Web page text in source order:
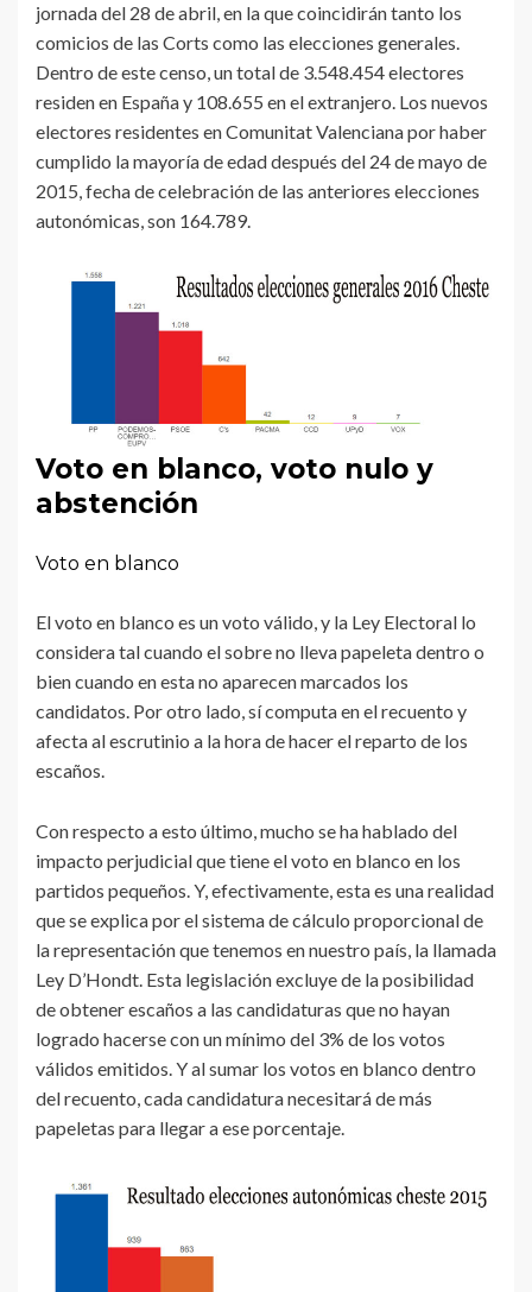
jornada del 28 de abril, en la que coincidirán tanto los
comicios de las Corts como las elecciones generales.
Dentro de este censo, un total de 3.548.454 electores
residen en España y 108.655 en el extranjero. Los nuevos
electores residentes en Comunitat Valenciana por haber
cumplido la mayoría de edad después del 24 de mayo de
2015, fecha de celebración de las anteriores elecciones
autonómicas, son 164.789.
Voto en blanco, voto nulo y
abstención
Voto en blanco
El voto en blanco es un voto válido, y la Ley Electoral lo
considera tal cuando el sobre no lleva papeleta dentro o
bien cuando en esta no aparecen marcados los
candidatos. Por otro lado, sí computa en el recuento y
afecta al escrutinio a la hora de hacer el reparto de los
escaños.
Con respecto a esto último, mucho se ha hablado del
impacto perjudicial que tiene el voto en blanco en los
partidos pequeños. Y, efectivamente, esta es una realidad
que se explica por el sistema de cálculo proporcional de
la representación que tenemos en nuestro país, la llamada
Ley D’Hondt. Esta legislación excluye de la posibilidad
de obtener escaños a las candidaturas que no hayan
logrado hacerse con un mínimo del 3% de los votos
válidos emitidos. Y al sumar los votos en blanco dentro
del recuento, cada candidatura necesitará de más
papeletas para llegar a ese porcentaje.